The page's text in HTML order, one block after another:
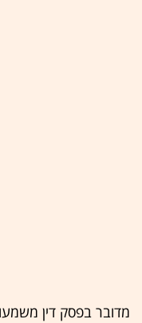
מדובר בפסק דין